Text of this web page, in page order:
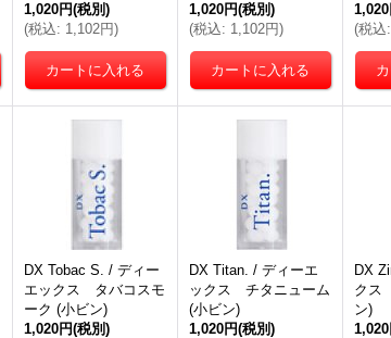
1,020円(税別)
(税込: 1,102円)
1,020円(税別)
(税込: 1,102円)
(税込:
DX Tobac S. / ディー
エックス タバコスモ
ーク (小ビン)
1,020円(税別)
DX Titan. / ディーエ
ックス チタニューム
(小ビン)
1,020円(税別)
DX
クス
ン)